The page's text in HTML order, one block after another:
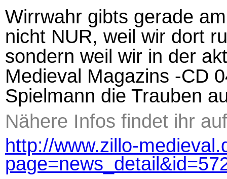
Wirrwahr gibts gerade
nicht NUR, weil wir dort
sondern weil wir in der
Medieval Magazins -CD
Spielmann die Trauben
Nähere Infos findet ihr
http://www.zillo-